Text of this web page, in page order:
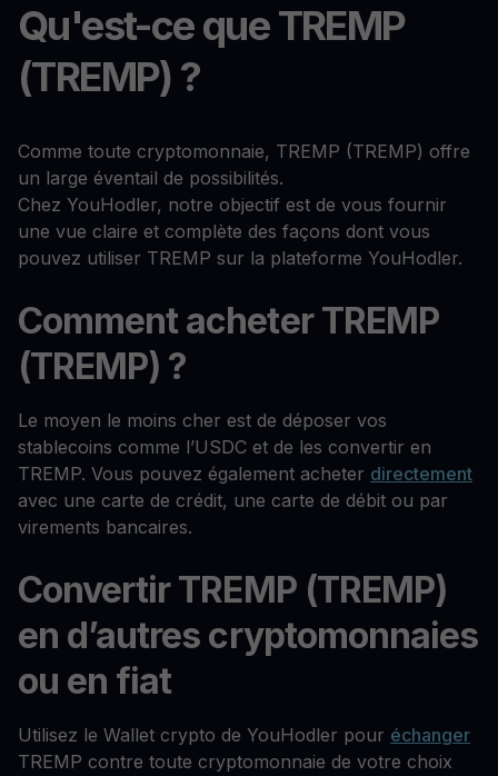
Qu'est-ce que TREMP
(TREMP) ?
Comme toute cryptomonnaie, TREMP (TREMP) offre
un large éventail de possibilités.
Chez YouHodler, notre objectif est de vous fournir
une vue claire et complète des façons dont vous
pouvez utiliser TREMP sur la plateforme YouHodler.
Comment acheter TREMP
(TREMP) ?
Le moyen le moins cher est de déposer vos
stablecoins comme l’USDC et de les convertir en
TREMP. Vous pouvez également acheter directement
avec une carte de crédit, une carte de débit ou par
virements bancaires.
Convertir TREMP (TREMP)
en d’autres cryptomonnaies
ou en fiat
Utilisez le Wallet crypto de YouHodler pour échanger
TREMP contre toute cryptomonnaie de votre choix